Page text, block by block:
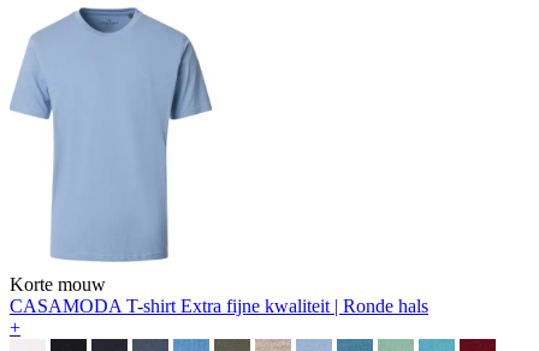
Korte mouw
CASAMODA T-shirt Extra fijne kwaliteit | Ronde hals
+